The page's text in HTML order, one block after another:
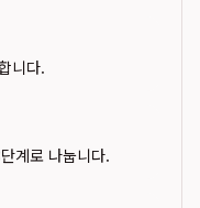
니다.
계로 나눕니다.